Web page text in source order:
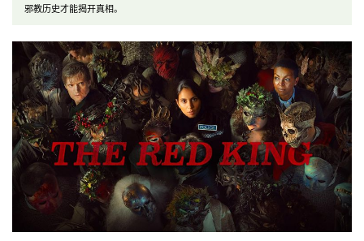
邪教历史才能揭开真相。